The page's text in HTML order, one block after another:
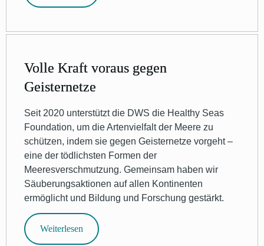
Volle Kraft voraus gegen
Geisternetze
Seit 2020 unterstützt die DWS die Healthy Seas
Foundation, um die Artenvielfalt der Meere zu
schützen, indem sie gegen Geisternetze vorgeht –
eine der tödlichsten Formen der
Meeresverschmutzung. Gemeinsam haben wir
Säuberungsaktionen auf allen Kontinenten
ermöglicht und Bildung und Forschung gestärkt.
Weiterlesen